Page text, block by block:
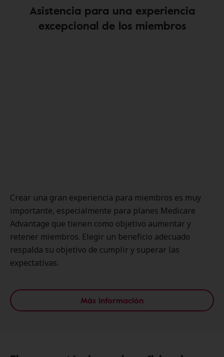
Asistencia para una experiencia
excepcional de los miembros
Crear una gran experiencia para miembros es muy
importante, especialmente para planes Medicare
Advantage que tienen como objetivo aumentar y
retener miembros. Elegir un beneficio adecuado
respalda su objetivo de cumplir y superar las
expectativas.
Más información